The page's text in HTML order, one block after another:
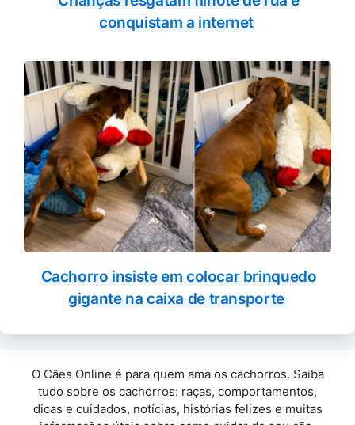
conquistam a internet
Cachorro insiste em colocar brinquedo
gigante na caixa de transporte
O Cães Online é para quem ama os cachorros. Saiba
tudo sobre os cachorros: raças, comportamentos,
dicas e cuidados, notícias, histórias felizes e muitas